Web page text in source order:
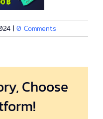
| 0 Comments
Choose